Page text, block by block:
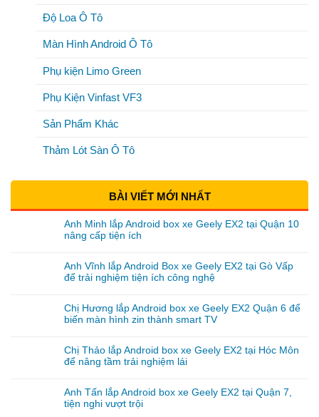
Độ Loa Ô Tô
Màn Hình Android Ô Tô
Phụ kiện Limo Green
Phụ Kiện Vinfast VF3
Sản Phẩm Khác
Thảm Lót Sàn Ô Tô
BÀI VIẾT MỚI NHẤT
Anh Minh lắp Android box xe Geely EX2 tại Quận 10
nâng cấp tiện ích
Anh Vĩnh lắp Android Box xe Geely EX2 tại Gò Vấp
để trải nghiệm tiện ích công nghệ
Chị Hương lắp Android box xe Geely EX2 Quận 6 để
biến màn hình zin thành smart TV
Chị Thảo lắp Android box xe Geely EX2 tại Hóc Môn
để nâng tầm trải nghiệm lái
Anh Tấn lắp Android box xe Geely EX2 tại Quận 7,
tiện nghi vượt trội